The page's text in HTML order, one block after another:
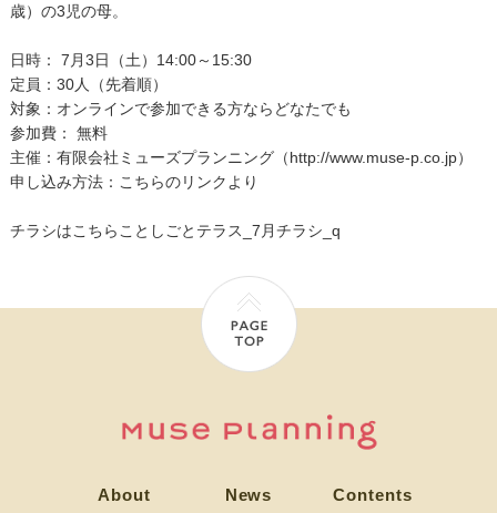
歳）の3児の母。
日時： 7月3日（土）14:00～15:30
定員：30人（先着順）
対象：オンラインで参加できる方ならどなたでも
参加費： 無料
主催：有限会社ミューズプランニング（http://www.muse-p.co.jp）
申し込み方法： こちらのリンク より
チラシはこちら ことしごとテラス_7月チラシ_q
About News
Contents